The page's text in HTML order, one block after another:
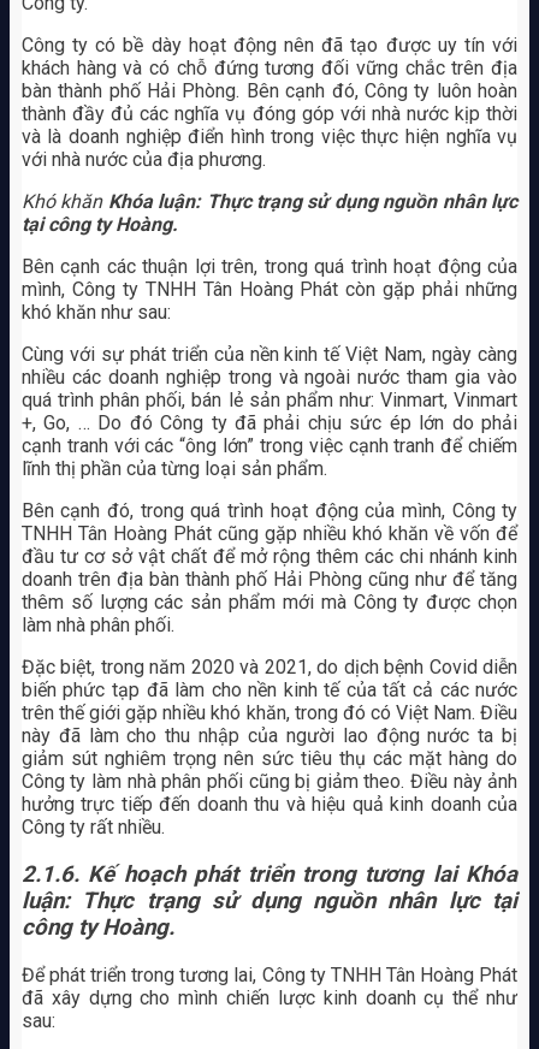
Công ty có bề dày hoạt động nên đã tạo được uy tín với
khách hàng và có chỗ đứng tương đối vững chắc trên địa
bàn thành phố Hải Phòng. Bên cạnh đó, Công ty luôn hoàn
thành đầy đủ các nghĩa vụ đóng góp với nhà nước kịp thời
và là doanh nghiệp điển hình trong việc thực hiện nghĩa vụ
với nhà nước của địa phương.
Khó khăn Khóa luận: Thực trạng sử dụng nguồn nhân lực
tại công ty Hoàng.
Bên cạnh các thuận lợi trên, trong quá trình hoạt động của
mình, Công ty TNHH Tân Hoàng Phát còn gặp phải những
khó khăn như sau:
Cùng với sự phát triển của nền kinh tế Việt Nam, ngày càng
nhiều các doanh nghiệp trong và ngoài nước tham gia vào
quá trình phân phối, bán lẻ sản phẩm như: Vinmart, Vinmart
+, Go, … Do đó Công ty đã phải chịu sức ép lớn do phải
cạnh tranh với các “ông lớn” trong việc cạnh tranh để chiếm
lĩnh thị phần của từng loại sản phẩm.
Bên cạnh đó, trong quá trình hoạt động của mình, Công ty
TNHH Tân Hoàng Phát cũng gặp nhiều khó khăn về vốn để
đầu tư cơ sở vật chất để mở rộng thêm các chi nhánh kinh
doanh trên địa bàn thành phố Hải Phòng cũng như để tăng
thêm số lượng các sản phẩm mới mà Công ty được chọn
làm nhà phân phối.
Đặc biệt, trong năm 2020 và 2021, do dịch bệnh Covid diễn
biến phức tạp đã làm cho nền kinh tế của tất cả các nước
trên thế giới gặp nhiều khó khăn, trong đó có Việt Nam. Điều
này đã làm cho thu nhập của người lao động nước ta bị
giảm sút nghiêm trọng nên sức tiêu thụ các mặt hàng do
Công ty làm nhà phân phối cũng bị giảm theo. Điều này ảnh
hưởng trực tiếp đến doanh thu và hiệu quả kinh doanh của
Công ty rất nhiều.
2.1.6. Kế hoạch phát triển trong tương lai Khóa
luận: Thực trạng sử dụng nguồn nhân lực tại
công ty Hoàng.
Để phát triển trong tương lai, Công ty TNHH Tân Hoàng Phát
đã xây dựng cho mình chiến lược kinh doanh cụ thể như
sau: